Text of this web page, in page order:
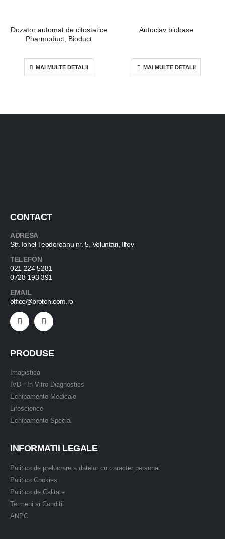
Dozator automat de citostatice
Pharmoduct, Bioduct
MAI MULTE DETALII
Autoclav biobase
MAI MULTE DETALII
CONTACT
ADRESA
Str. Ionel Teodoreanu nr. 5, Voluntari, Ilfov
TELEFON
021 224 5281
0728 193 391
EMAIL
office@proton.com.ro
PRODUSE
Imagistica
IVD - In Vitro Diagnostics
Echipamente Medicale
Lifescience
Echipamente Special
INFORMATII LEGALE
Politica de prelucrare a datelor cu caracter personal
Politica Cookies
Politica de Calitate
Termeni si Conditii
ANPC